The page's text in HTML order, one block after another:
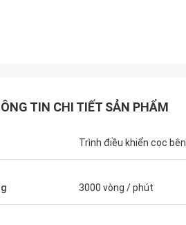
TIN CHI TIẾT SẢN PHẨM
Trình điều khiển cọc bên
3000 vòng / phút